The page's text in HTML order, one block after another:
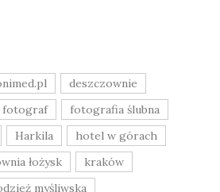
deszczownie
fotograf
fotografia ślubna
Harkila
hotel w górach
łożysk
kraków
myśliwska